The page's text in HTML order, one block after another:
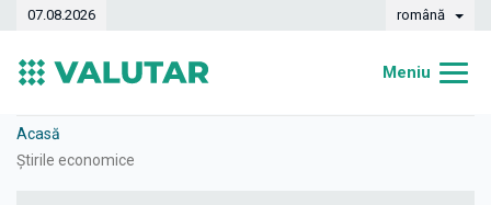
07.08.2026 română
Meniu
Acasă
Știrile economice